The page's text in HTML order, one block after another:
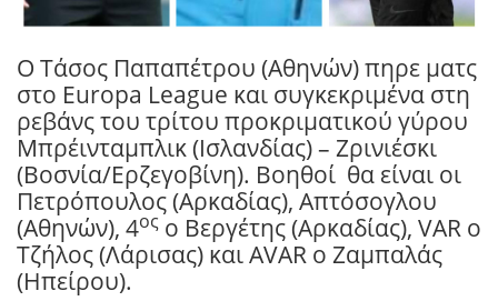
Ο Τάσος Παπαπέτρου (Αθηνών) πηρε ματς
στο Europa League και συγκεκριμένα στη
ρεβάνς του τρίτου προκριματικού γύρου
Μπρέινταμπλικ (Ισλανδίας) – Ζρινιέσκι
(Βοσνία/Ερζεγοβίνη). Βοηθοί θα είναι οι
Πετρόπουλος (Αρκαδίας), Απτόσογλου
(Αθηνών), 4ος ο Βεργέτης (Αρκαδίας), VAR ο
Τζήλος (Λάρισας) και AVAR ο Ζαμπαλάς
(Ηπείρου).